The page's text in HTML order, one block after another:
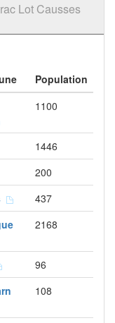
Lot Causses
Population
1100
1446
200
437
2168
96
108